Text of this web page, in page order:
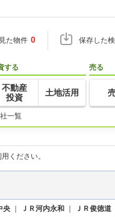
た物件 0 保存した
する
不動産
投資
土地活用
売る
一覧
ください。
央 ｜ ＪＲ河内永和 ｜ ＪＲ俊徳道